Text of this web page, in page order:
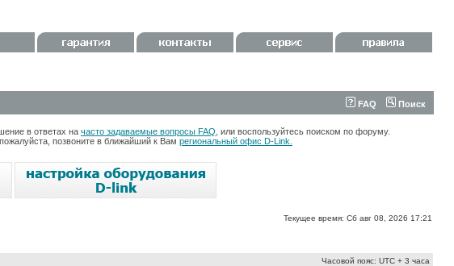
FAQ Поиск
в ответах на часто задаваемые вопросы FAQ , или воспользуйтесь поиском по форуму.
позвоните в ближайший к Вам региональный офис D-Link.
Текущее время: Сб авг 08, 2026 17:21
Часовой пояс: UTC + 3 часа